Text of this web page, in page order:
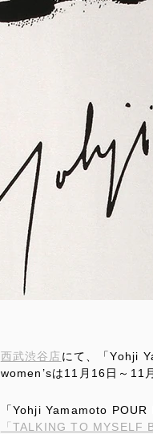
西武渋谷店 にて、「Yohji
women’sは11月16日～11
「Yohji Yamamoto
「TALKING TO MYSELF